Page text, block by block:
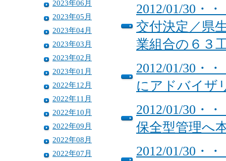
2023年06月
2023年05月
2023年04月
2023年03月
2023年02月
2023年01月
2022年12月
2022年11月
2022年10月
2022年09月
2022年08月
2022年07月
2012/01/30・
交付決定／県
業組合の６
2012/01/30・
にアドバイザ
2012/01/30・
保全型管理へ
2012/01/30・